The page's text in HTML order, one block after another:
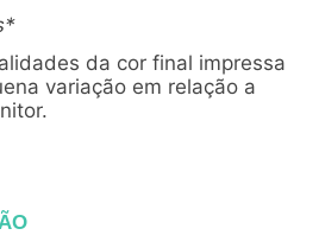
da cor final impressa
variação em relação a